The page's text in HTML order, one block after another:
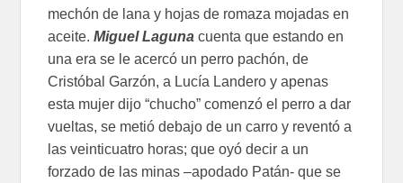
mechón de lana y hojas de romaza mojadas en
aceite.Miguel Laguna cuenta que estando en
una era se le acercó un perro pachón, de
Cristóbal Garzón, a Lucía Landero y apenas
esta mujer dijo “chucho” comenzó el perro a dar
vueltas, se metió debajo de un carro y reventó a
las veinticuatro horas; que oyó decir a un
forzado de las minas –apodado Patán- que se